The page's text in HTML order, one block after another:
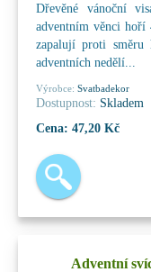
Dřevěné vánoční
adventním věnci
zapalují proti směru
adventních nedělí...
Výrobce: Svatbadekor
Dostupnost: Skladem
Cena: 47,20 Kč
Adventní